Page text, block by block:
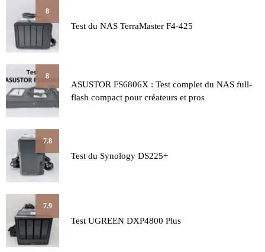
8
Test du NAS TerraMaster F4-425
8
ASUSTOR FS6806X : Test complet du NAS full-
flash compact pour créateurs et pros
7.8
Test du Synology DS225+
7.9
Test UGREEN DXP4800 Plus